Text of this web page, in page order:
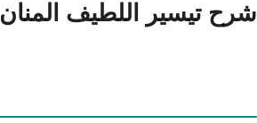
شرح تيسير اللطيف المنان 02